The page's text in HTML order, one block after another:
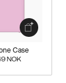
Case
NOK